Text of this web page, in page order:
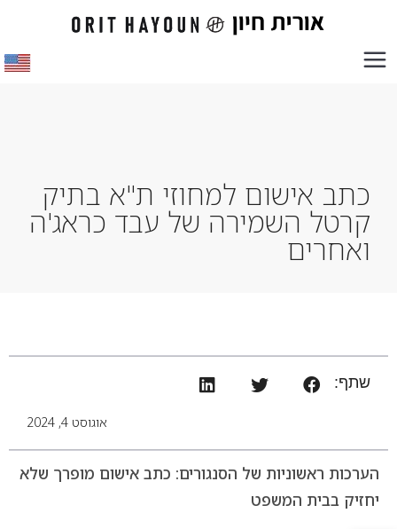
כתב אישום למחוזי ת"א בתיק
קרטל השמירה של עבד כראג'ה
ואחרים
שתף:
אוגוסט 4, 2024
הערכות ראשוניות של הסנגורים: כתב אישום מופרך שלא
יחזיק בבית המשפט